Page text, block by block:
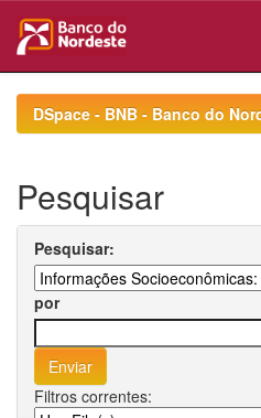
navigationDSpace - BNB - Banco do
Pesquisar
Pesquisar:
por
Filtros correntes: